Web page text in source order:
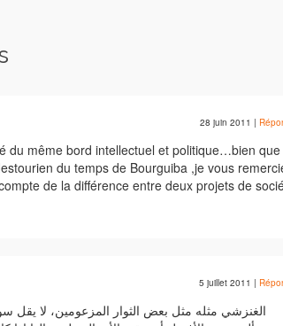
28 juin 2011 |
du même bord intellectuel et politique…bien
du temps de Bourguiba ,je vous
de la différence entre deux projets de
5 juillet 2011 |
الغنزشي مثله مثل بعض الثوار المزعومين، لا يقل